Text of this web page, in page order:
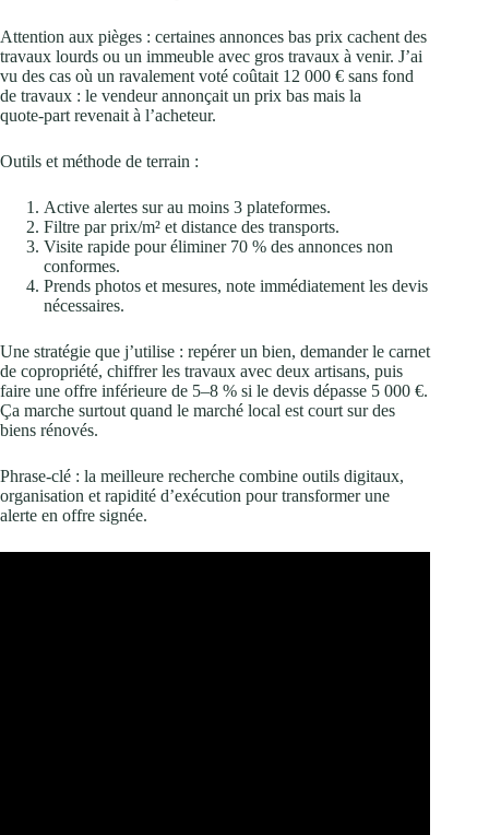
Attention aux pièges : certaines annonces bas prix cachent des
travaux lourds ou un immeuble avec gros travaux à venir. J’ai
vu des cas où un ravalement voté coûtait 12 000 € sans fond
de travaux : le vendeur annonçait un prix bas mais la
quote‑part revenait à l’acheteur.
Outils et méthode de terrain :
Active alertes sur au moins 3 plateformes.
Filtre par prix/m² et distance des transports.
Visite rapide pour éliminer 70 % des annonces non
conformes.
Prends photos et mesures, note immédiatement les devis
nécessaires.
Une stratégie que j’utilise : repérer un bien, demander le carnet
de copropriété, chiffrer les travaux avec deux artisans, puis
faire une offre inférieure de 5–8 % si le devis dépasse 5 000 €.
Ça marche surtout quand le marché local est court sur des
biens rénovés.
Phrase‑clé : la meilleure recherche combine outils digitaux,
organisation et rapidité d’exécution pour transformer une
alerte en offre signée.